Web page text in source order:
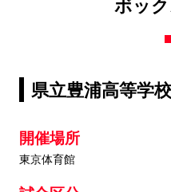
県立豊浦高等学
開催場所
東京体育館